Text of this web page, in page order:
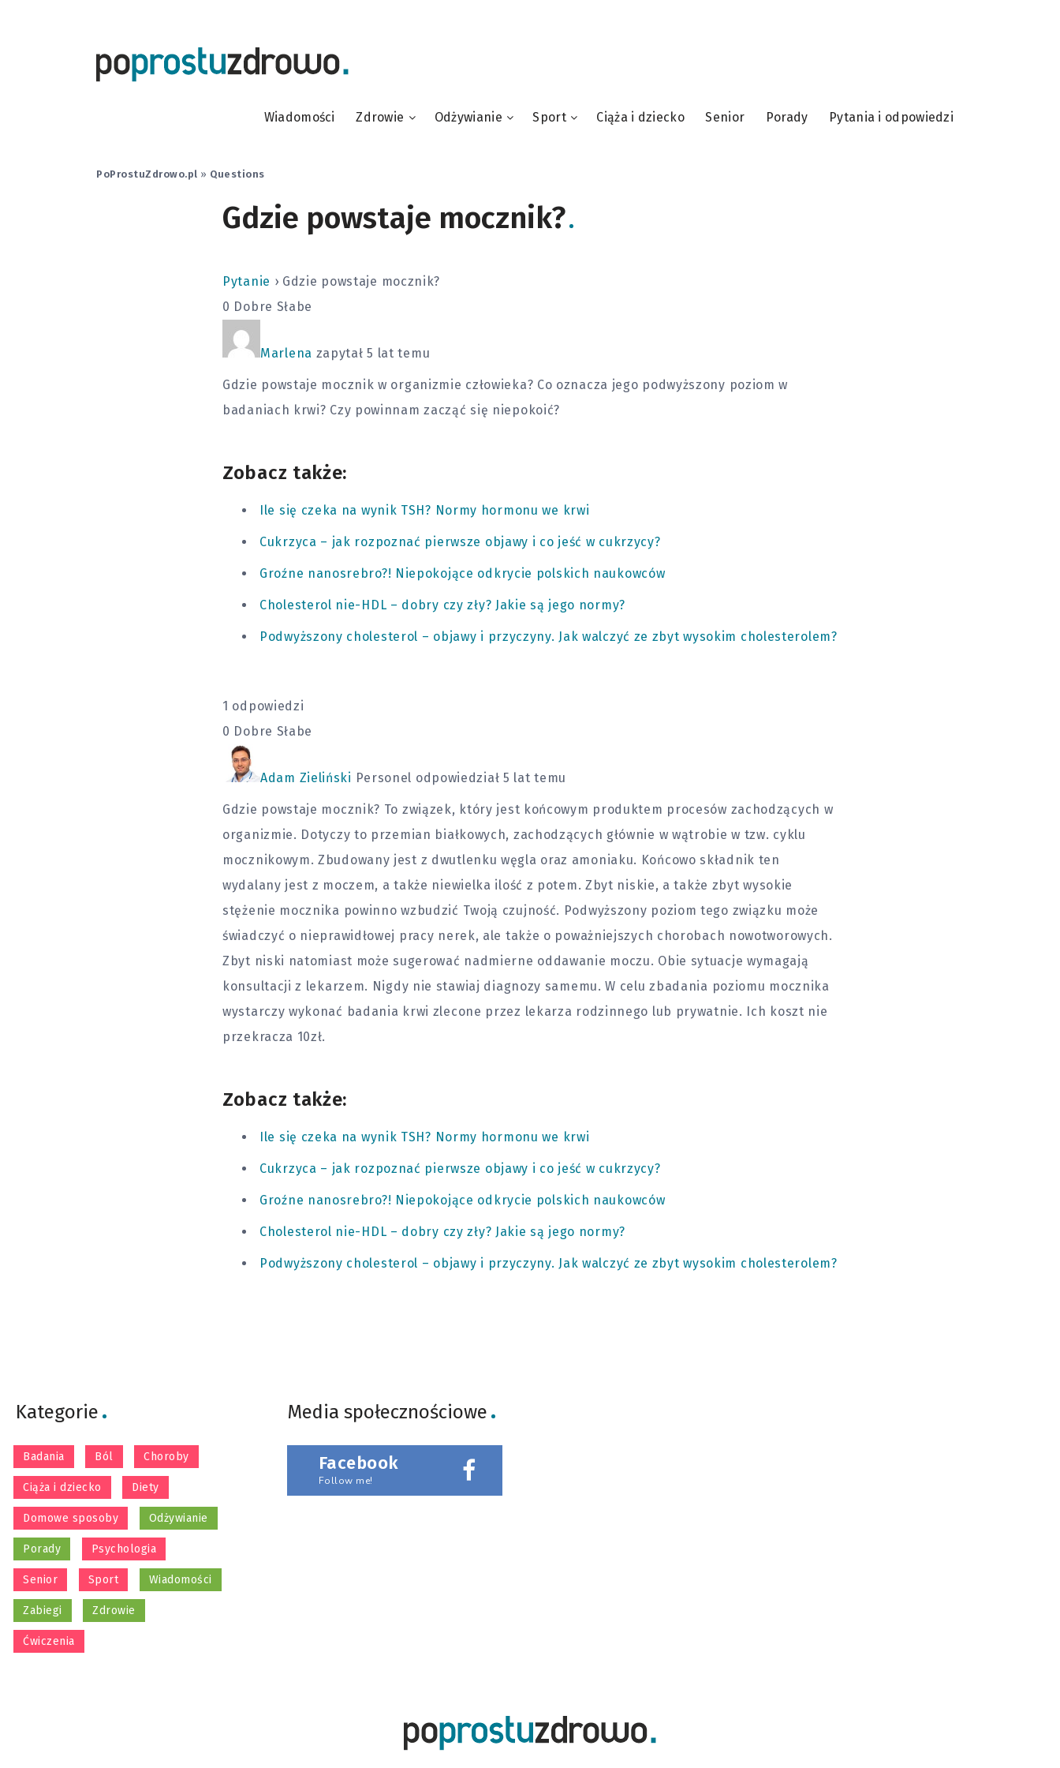
Wiadomości Zdrowie Odżywianie Sport Ciąża i dziecko Senior Porady Pytania i odpowiedzi
PoProstuZdrowo.pl » Questions
Gdzie powstaje mocznik?
Pytanie › Gdzie powstaje mocznik?
0 Dobre Słabe
Marlena zapytał 5 lat temu
Gdzie powstaje mocznik w organizmie człowieka? Co oznacza jego podwyższony poziom w
badaniach krwi? Czy powinnam zacząć się niepokoić?
Zobacz także:
Ile się czeka na wynik TSH? Normy hormonu we krwi
Cukrzyca – jak rozpoznać pierwsze objawy i co jeść w cukrzycy?
Groźne nanosrebro?! Niepokojące odkrycie polskich naukowców
Cholesterol nie-HDL – dobry czy zły? Jakie są jego normy?
Podwyższony cholesterol – objawy i przyczyny. Jak walczyć ze zbyt wysokim cholesterolem?
1 odpowiedzi
0 Dobre Słabe
Adam Zieliński Personel odpowiedział 5 lat temu
Gdzie powstaje mocznik? To związek, który jest końcowym produktem procesów zachodzących w
organizmie. Dotyczy to przemian białkowych, zachodzących głównie w wątrobie w tzw. cyklu
mocznikowym. Zbudowany jest z dwutlenku węgla oraz amoniaku. Końcowo składnik ten
wydalany jest z moczem, a także niewielka ilość z potem. Zbyt niskie, a także zbyt wysokie
stężenie mocznika powinno wzbudzić Twoją czujność. Podwyższony poziom tego związku może
świadczyć o nieprawidłowej pracy nerek, ale także o poważniejszych chorobach nowotworowych.
Zbyt niski natomiast może sugerować nadmierne oddawanie moczu. Obie sytuacje wymagają
konsultacji z lekarzem. Nigdy nie stawiaj diagnozy samemu. W celu zbadania poziomu mocznika
wystarczy wykonać badania krwi zlecone przez lekarza rodzinnego lub prywatnie. Ich koszt nie
przekracza 10zł.
Zobacz także:
Ile się czeka na wynik TSH? Normy hormonu we krwi
Cukrzyca – jak rozpoznać pierwsze objawy i co jeść w cukrzycy?
Groźne nanosrebro?! Niepokojące odkrycie polskich naukowców
Cholesterol nie-HDL – dobry czy zły? Jakie są jego normy?
Podwyższony cholesterol – objawy i przyczyny. Jak walczyć ze zbyt wysokim cholesterolem?
Kategorie
Badania Ból Choroby
Ciąża i dziecko Diety
Domowe sposoby Odżywianie
Porady Psychologia
Senior Sport Wiadomości
Zabiegi Zdrowie
Ćwiczenia
Media społecznościowe
Facebook
Follow me!